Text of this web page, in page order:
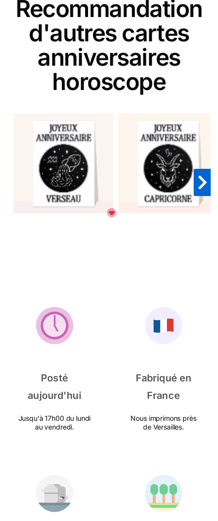
Recommandation
d'autres cartes
anniversaires
horoscope
Posté
aujourd'hui
Jusqu'à 17h00 du lundi
au vendredi.
Fabriqué en
France
Nous imprimons près
de Versailles.